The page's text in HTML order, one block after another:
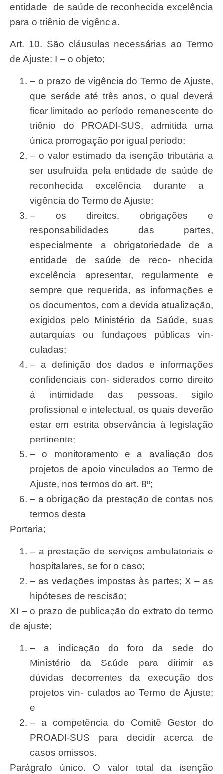
entidade
de saúde de reconhecida excelência
para o triênio de vigência.
Art. 10. São cláusulas necessárias ao Termo
de Ajuste: I – o objeto;
– o prazo de vigência do Termo de Ajuste,
que seráde até três anos, o qual deverá
ficar limitado ao período remanescente do
triênio do PROADI-SUS, admitida uma
única prorrogação por igual período;
– o valor estimado da isenção tributária a
ser usufruída pela entidade de saúde de
reconhecida excel ência durante a
vigência do Termo de Ajuste;
– os direitos, obrigações e
responsabilidades das partes,
especialmente a obrigatoriedade de a
entidade de saúde de reco- nhecida
excel ência apresentar, regularmente e
sempre que requerida, as informações e
os documentos, com a devida atualização,
exigidos pelo Ministério daSaúde, suas
autarquias ou fundações públicas vin-
culadas;
– a definição dos dados e informações
confidenciais con- siderados como direito
à intimidade das pessoas, sigil o
profissional e intelectual, os quais deverão
estar em estrita observância à legislação
pertinente;
– o monitoramento e a avaliação dos
projetos de apoio vinculados ao Termo de
Ajuste, nos termos do art. 8º;
– a obrigação da prestação de contas nos
termos desta
Portaria;
– a prestação de serviços ambulatoriais e
hospitalares, se for o caso;
– as vedações impostas às partes; X – as
hipóteses de rescisão;
XI – o prazo de publicação do extrato do termo
de ajuste;
– a indicação do foro da sede do
Ministério da Saúde para dirimir as
dúvidas decorrentes da execução dos
projetos vin- culados aoTermo deAjuste;
e
– a competência do Comitê Gestor do
PROADI-SUS para decidir acerca de
casos omissos.
Parágrafo único. O valor total da isenção